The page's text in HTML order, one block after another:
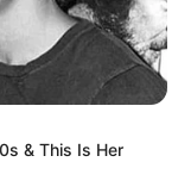
ANTIOQUIA
generó
por $41,5 billones
& This Is Her